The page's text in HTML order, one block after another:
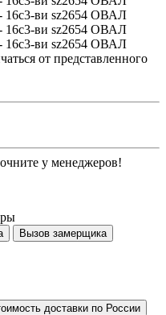
от представленного
у менеджеров!
Вызов замерщика
доставки по России